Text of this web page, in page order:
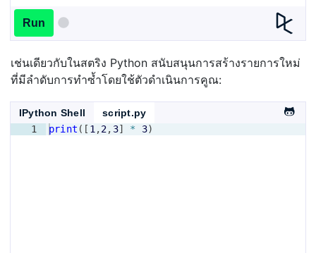
Run
เช่นเดียวกับในสตริง Python สนับสนุนการสร้างรายการใหม่
ที่มีลำดับการทำซ้ำโดยใช้ตัวดำเนินการคูณ:
IPython Shell
script.py
1
print ([ 1 ,2, 3] * 3)